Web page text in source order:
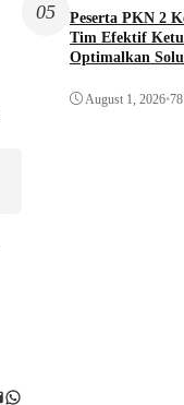
WhatsApp
05
Peserta PKN 2
Tim Efektif
Optimalkan
August 1, 2026•